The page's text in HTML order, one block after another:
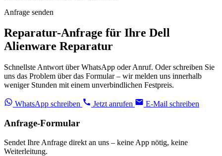
Anfrage senden
Reparatur-Anfrage für Ihre Dell
Alienware Reparatur
Schnellste Antwort über WhatsApp oder Anruf. Oder schreiben Sie
uns das Problem über das Formular – wir melden uns innerhalb
weniger Stunden mit einem unverbindlichen Festpreis.
WhatsApp schreiben Jetzt anrufen E-Mail schreiben
Anfrage-Formular
Sendet Ihre Anfrage direkt an uns – keine App nötig, keine
Weiterleitung.